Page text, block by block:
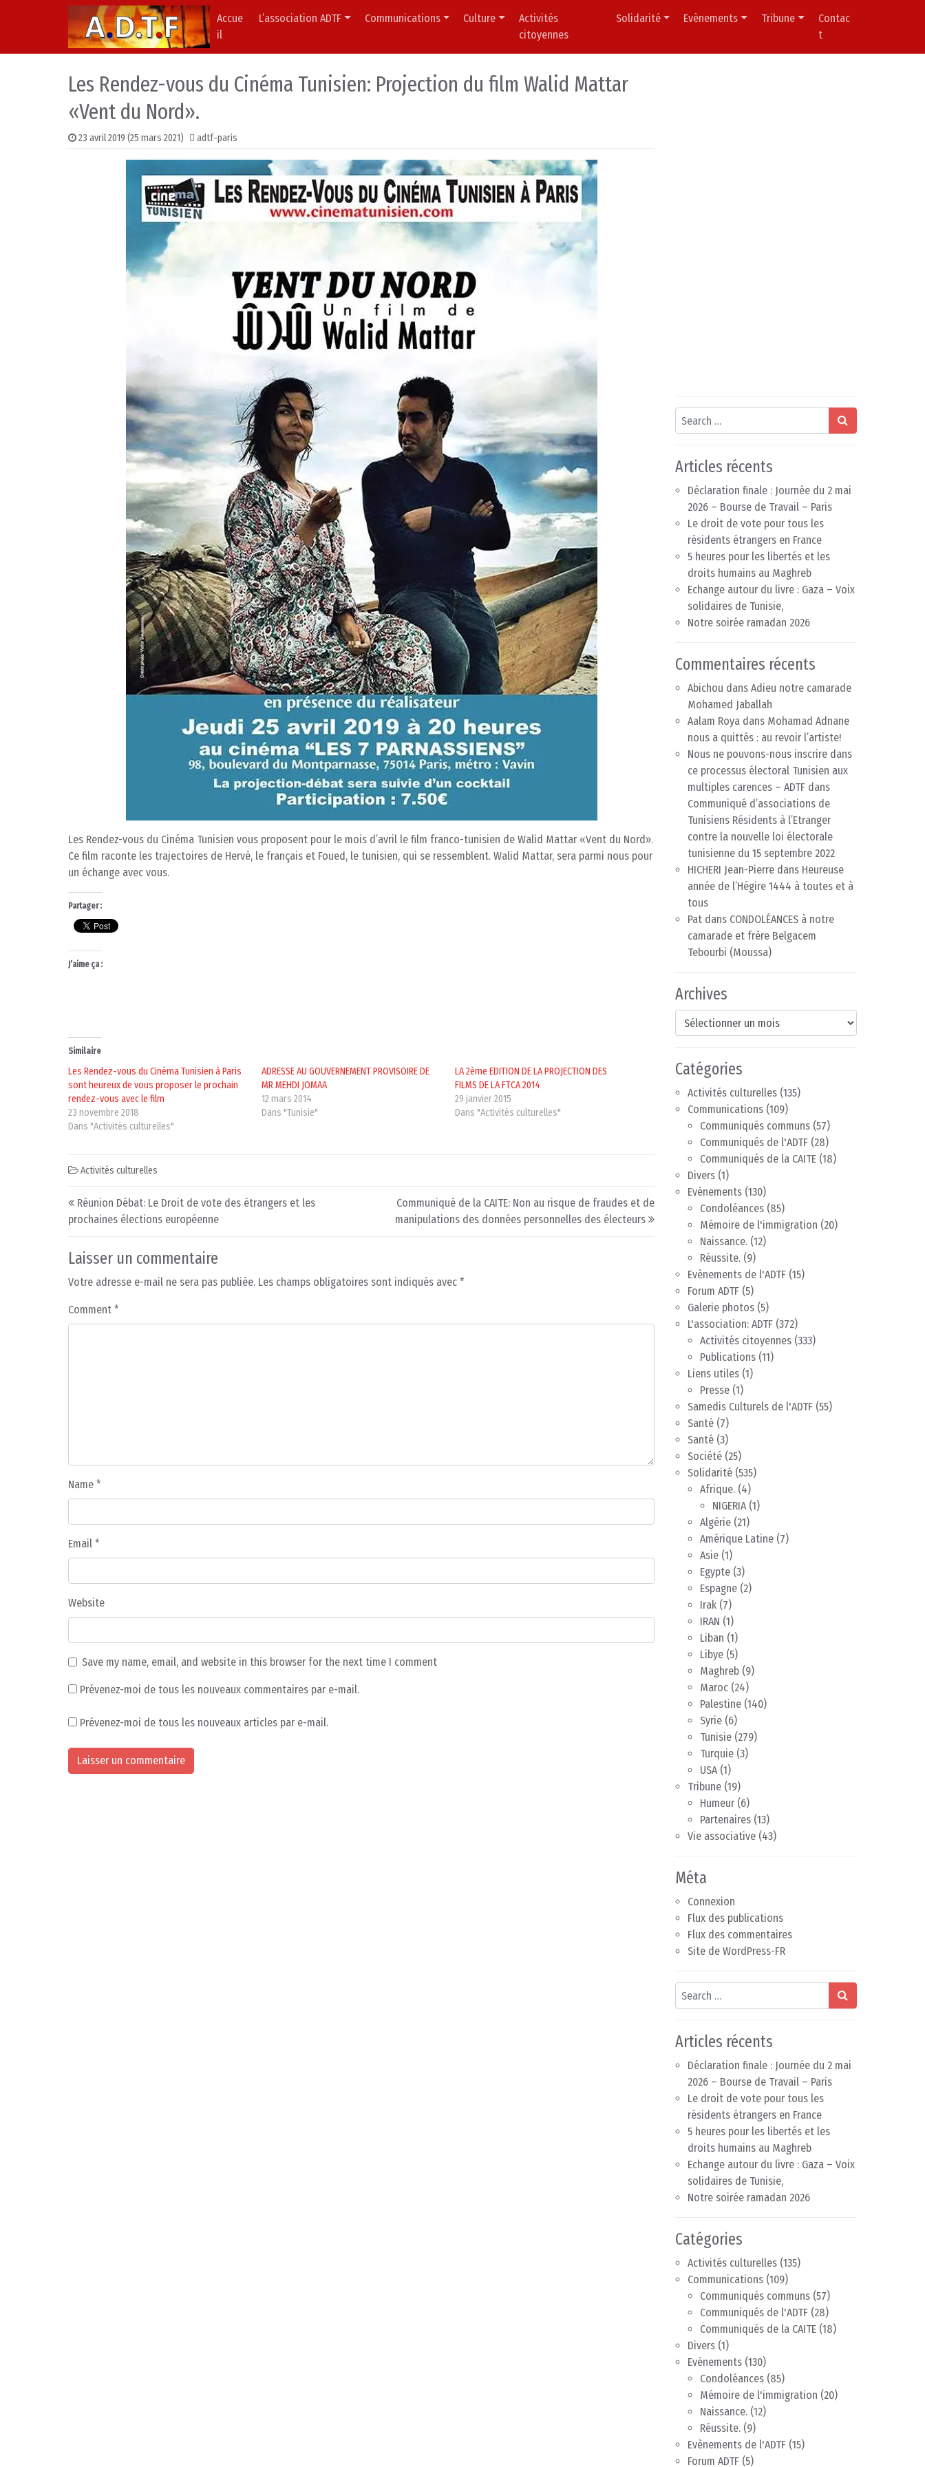
Skip to content
Main Navigation
Accue
il
L’association ADTF Communications Culture
Activités
citoyennes
Solidarité Evènements Tribune
Contac
t
Les Rendez-vous du Cinéma Tunisien: Projection du film Walid Mattar
«Vent du Nord».
23 avril 2019 (25 mars 2021) adtf-paris
Les Rendez-vous du Cinéma Tunisien vous proposent pour le mois d’avril le film franco-tunisien de Walid Mattar «Vent du Nord».
Ce film raconte les trajectoires de Hervé, le français et Foued, le tunisien, qui se ressemblent. Walid Mattar, sera parmi nous pour
un échange avec vous.
Partager :
J’aime ça :
Similaire
Les Rendez-vous du Cinéma Tunisien à Paris
sont heureux de vous proposer le prochain
rendez-vous avec le film
23 novembre 2018
Dans "Activités culturelles"
ADRESSE AU GOUVERNEMENT PROVISOIRE DE
MR MEHDI JOMAA
12 mars 2014
Dans "Tunisie"
LA 2ème EDITION DE LA PROJECTION DES
FILMS DE LA FTCA 2014
29 janvier 2015
Dans "Activités culturelles"
Activités culturelles
Post navigation
Réunion Débat: Le Droit de vote des étrangers et les
prochaines élections européenne
Communiqué de la CAITE: Non au risque de fraudes et de
manipulations des données personnelles des électeurs
Laisser un commentaire
Votre adresse e-mail ne sera pas publiée. Les champs obligatoires sont indiqués avec *
Comment *
Name *
Email *
Website
Save my name, email, and website in this browser for the next time I comment
Prévenez-moi de tous les nouveaux commentaires par e-mail.
Prévenez-moi de tous les nouveaux articles par e-mail.
Search
Articles récents
Déclaration finale : Journée du 2 mai
2026 – Bourse de Travail – Paris
Le droit de vote pour tous les
résidents étrangers en France
5 heures pour les libertés et les
droits humains au Maghreb
Echange autour du livre : Gaza – Voix
solidaires de Tunisie,
Notre soirée ramadan 2026
Commentaires récents
Abichou dans Adieu notre camarade
Mohamed Jaballah
Aalam Roya dans Mohamad Adnane
nous a quittés : au revoir l’artiste!
Nous ne pouvons-nous inscrire dans
ce processus électoral Tunisien aux
multiples carences – ADTF dans
Communiqué d’associations de
Tunisiens Résidents à l’Etranger
contre la nouvelle loi électorale
tunisienne du 15 septembre 2022
HICHERI Jean-Pierre dans Heureuse
année de l’Hégire 1444 à toutes et à
tous
Pat dans CONDOLÉANCES à notre
camarade et frère Belgacem
Tebourbi (Moussa)
Archives
Archives
Catégories
Activités culturelles (135)
Communications (109)
Communiqués communs (57)
Communiqués de l'ADTF (28)
Communiqués de la CAITE (18)
Divers (1)
Evénements (130)
Condoléances (85)
Mémoire de l'immigration (20)
Naissance. (12)
Réussite. (9)
Evènements de l'ADTF (15)
Forum ADTF (5)
Galerie photos (5)
L'association: ADTF (372)
Activités citoyennes (333)
Publications (11)
Liens utiles (1)
Presse (1)
Samedis Culturels de l'ADTF (55)
Santé (7)
Santé (3)
Société (25)
Solidarité (535)
Afrique. (4)
NIGERIA(1)
Algérie (21)
Amérique Latine (7)
Asie (1)
Egypte (3)
Espagne (2)
Irak (7)
IRAN (1)
Liban (1)
Libye (5)
Maghreb (9)
Maroc (24)
Palestine (140)
Syrie (6)
Tunisie (279)
Turquie (3)
USA(1)
Tribune (19)
Humeur (6)
Partenaires (13)
Vie associative (43)
Méta
Connexion
Flux des publications
Flux des commentaires
Site de WordPress-FR
Search
Articles récents
Déclaration finale : Journée du 2 mai
2026 – Bourse de Travail – Paris
Le droit de vote pour tous les
résidents étrangers en France
5 heures pour les libertés et les
droits humains au Maghreb
Echange autour du livre : Gaza – Voix
solidaires de Tunisie,
Notre soirée ramadan 2026
Catégories
Activités culturelles (135)
Communications (109)
Communiqués communs (57)
Communiqués de l'ADTF (28)
Communiqués de la CAITE (18)
Divers (1)
Evénements (130)
Condoléances (85)
Mémoire de l'immigration (20)
Naissance. (12)
Réussite. (9)
Evènements de l'ADTF (15)
Forum ADTF (5)